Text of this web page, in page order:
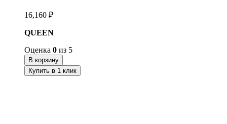
16,160 ₽
QUEEN
Оценка 0 из 5
В корзину
Купить в 1 клик